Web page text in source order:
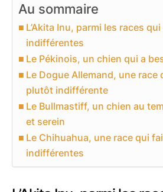
Au sommaire
L’Akita Inu, parmi les races
indifférentes
Le Pékinois, un chien qui a
Le Dogue Allemand, une race
plutôt indifférente
Le Bullmastiff, un chien au
et serein
Le Chihuahua, une race qui
indifférentes